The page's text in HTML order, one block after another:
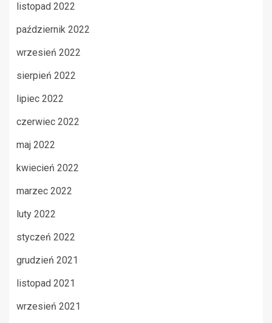
listopad 2022
październik 2022
wrzesień 2022
sierpień 2022
lipiec 2022
czerwiec 2022
maj 2022
kwiecień 2022
marzec 2022
luty 2022
styczeń 2022
grudzień 2021
listopad 2021
wrzesień 2021